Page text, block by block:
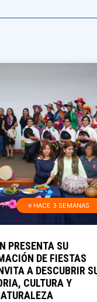
≡ HACE 3 SEMANAS
PRESENTA SU
DE FIESTAS
A DESCUBRIR
CULTURA Y